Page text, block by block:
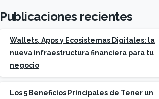
Publicaciones recientes
Wallets, Apps y Ecosistemas Digitales: la
nueva infraestructura financiera para tu
negocio
Los 5 Beneficios Principales de Tener un